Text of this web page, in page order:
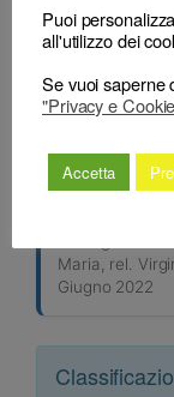
Consiglio
Maria, rel.
SENTENZA
Praticanti,
Maria, rel.
Giugno 2022
Puoi
all'utilizzo dei
Se vuoi saperne
"Privacy e
Accetta